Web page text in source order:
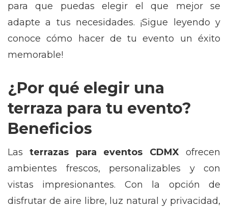
para que puedas elegir el que mejor se
adapte a tus necesidades. ¡Sigue leyendo y
conoce cómo hacer de tu evento un éxito
memorable!
¿Por qué elegir una
terraza para tu evento?
Beneficios
Lasterrazas para eventos CDMXofrecen
ambientes frescos, personalizables y con
vistas impresionantes. Con la opción de
disfrutar de aire libre, luz natural y privacidad,